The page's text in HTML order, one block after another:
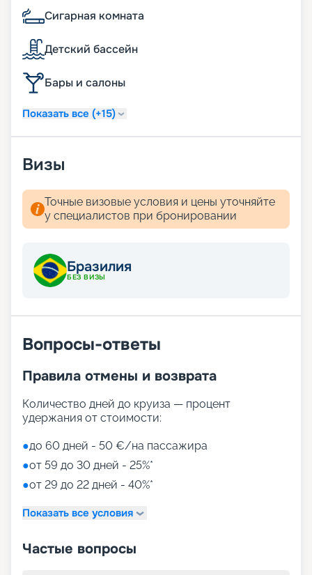
Сигарная комната
Детский бассейн
Бары и салоны
Показать все (+15)
Визы
Точные визовые условия и цены уточняйте
у специалистов при бронировании
Бразилия
БЕЗ ВИЗЫ
Вопросы-ответы
Правила отмены и возврата
Количество дней до круиза — процент
удержания от стоимости:
●до 60 дней - 50 €/на пассажира
●от 59 до 30 дней - 25%*
●от 29 до 22 дней - 40%*
Показать все условия
Частые вопросы